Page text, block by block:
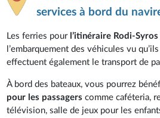
services à bord du
Les ferries pourl’itinéraire Rodi-Syros
l’embarquement des véhicules vu
effectuent également le transport de
À bord des bateaux, vous pourrez
pour les passagers comme caféteria,
télévision, salle de jeux pour les